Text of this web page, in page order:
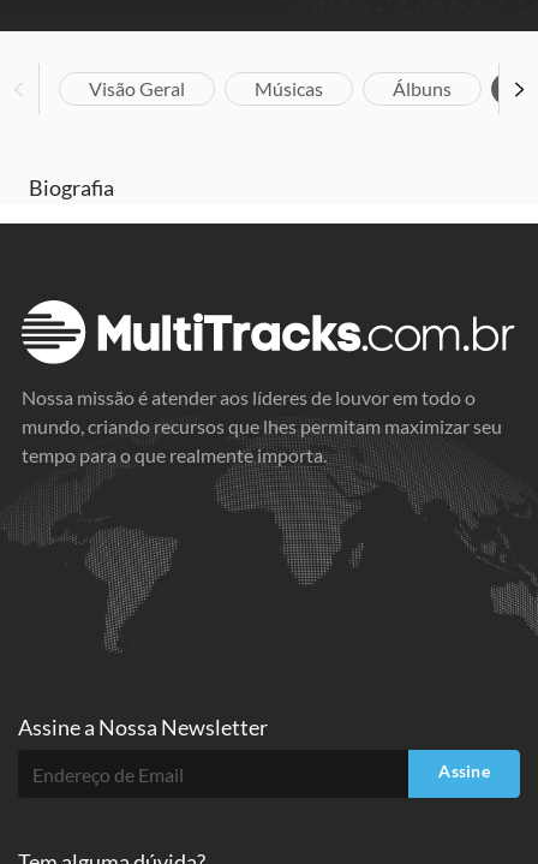
Visão Geral Músicas Álbuns
Biografia
Nossa missão é atender aos líderes de louvor em todo o
mundo, criando recursos que lhes permitam maximizar seu
tempo para o que realmente importa.
Assine a Nossa Newsletter
Assine